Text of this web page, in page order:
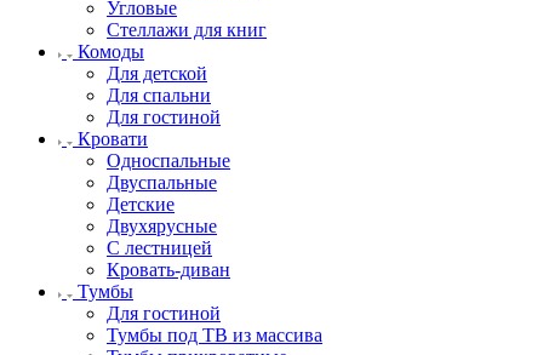
Угловые
Стеллажи для книг
Комоды
Для детской
Для спальни
Для гостиной
Кровати
Односпальные
Двуспальные
Детские
Двухярусные
С лестницей
Кровать-диван
Тумбы
Для гостиной
Тумбы под ТВ из массива